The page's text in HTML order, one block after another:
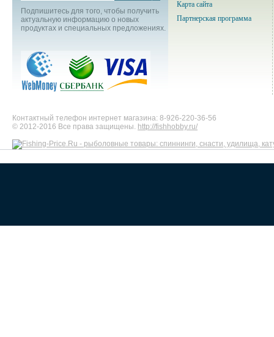
Подпишитесь для того, чтобы получить
актуальную информацию о новых
продуктах и специальных предложениях.
Карта сайта
Партнерская программа
Контактный телефон интернет магазина: 8-926-220-36-56
© 2012-2016 Все права защищены. http://fishhobby.ru/